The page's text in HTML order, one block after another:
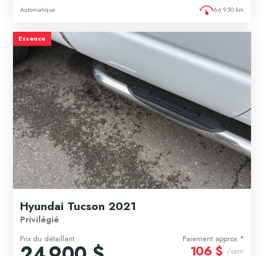
Automatique 66 950 km
Essence
Hyundai Tucson 2021
Privilégié
Prix du détaillant Paiement approx.*
106 $ /sem